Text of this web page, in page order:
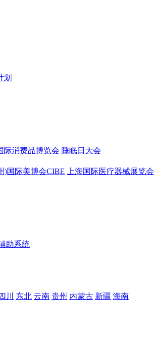
划
际消费品博览会 睡眠日大会
)国际美博会CIBE 上海国际医疗器械展览会
助系统
四川 东北 云南 贵州 内蒙古 新疆 海南